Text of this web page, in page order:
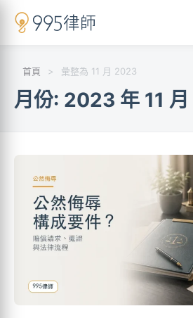
首頁 > 彙整為 11 月 2023
月份: 2023 年 11 月